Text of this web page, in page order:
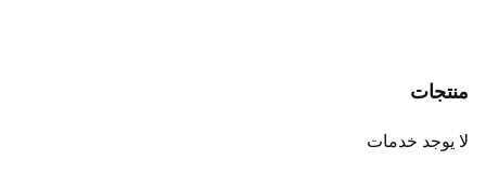
منتجات
لا يوجد خدمات